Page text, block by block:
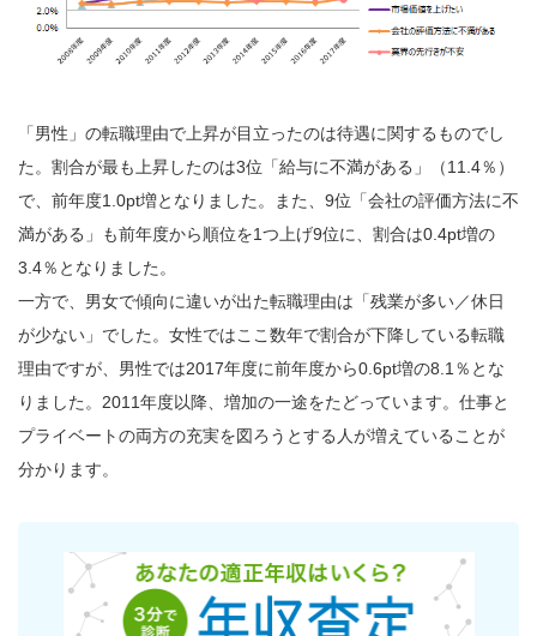
「男性」の転職理由で上昇が目立ったのは待遇に関するものでし
た。割合が最も上昇したのは3位「給与に不満がある」（11.4％）
で、前年度1.0pt増となりました。また、9位「会社の評価方法に不
満がある」も前年度から順位を1つ上げ9位に、割合は0.4pt増の
3.4％となりました。
一方で、男女で傾向に違いが出た転職理由は「残業が多い／休日
が少ない」でした。女性ではここ数年で割合が下降している転職
理由ですが、男性では2017年度に前年度から0.6pt増の8.1％とな
りました。2011年度以降、増加の一途をたどっています。仕事と
プライベートの両方の充実を図ろうとする人が増えていることが
分かります。